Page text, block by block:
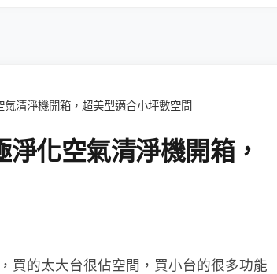
清淨機開箱，超美型適合小坪數空間
化空氣清淨機開箱，
買的太大台很佔空間，買小台的很多功能